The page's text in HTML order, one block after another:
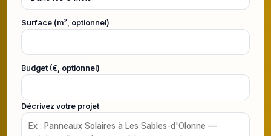
Surface (m², optionnel)
Budget (€, optionnel)
Décrivez votre projet